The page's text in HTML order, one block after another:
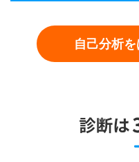
自己分析を